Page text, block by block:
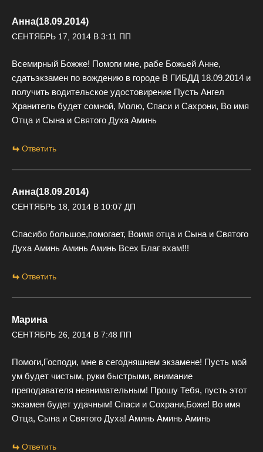
Анна(18.09.2014)
СЕНТЯБРЬ 17, 2014 В 3:11 ПП
Всемирный Божже! Помоги мне, рабе Божьей Анне,
сдатьэкзамен по вождению в городе В ГИБДД 18.09.2014 и
получить водительское удостовирение Пусть Ангел
Хранитель будет сомной, Молю, Спаси и Сахрони, Во имя
Отца и Сына и Святого Духа Аминь
Ответить
Анна(18.09.2014)
СЕНТЯБРЬ 18, 2014 В 10:07 ДП
Спасибо большое,помогает, Воимя отца и Сына и Святого
Духа Аминь Аминь Аминь Всех Благ вхам!!!
Ответить
Марина
СЕНТЯБРЬ 26, 2014 В 7:48 ПП
Помоги,Господи, мне в сегодняшнем экзамене! Пусть мой
ум будет чистым, руки быстрыми, внимание
преподавателя невнимательным! Прошу Тебя, пусть этот
экзамен будет удачным! Спаси и Сохрани,Боже! Во имя
Отца, Сына и Святого Духа! Аминь Аминь Аминь
Ответить